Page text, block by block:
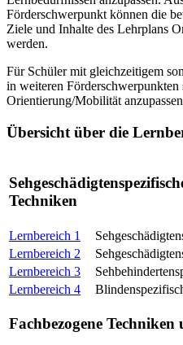
Förderschwerpunkt können die
Ziele und Inhalte des Lehrplans
werden.
Für Schüler mit gleichzeitigem
in weiteren Förderschwerpunkten
Orientierung/Mobilität
Übersicht über die
Techniken
Lernbereich 1
Lernbereich 2
Lernbereich 3
Lernbereich 4
Fachbezogene Techniken